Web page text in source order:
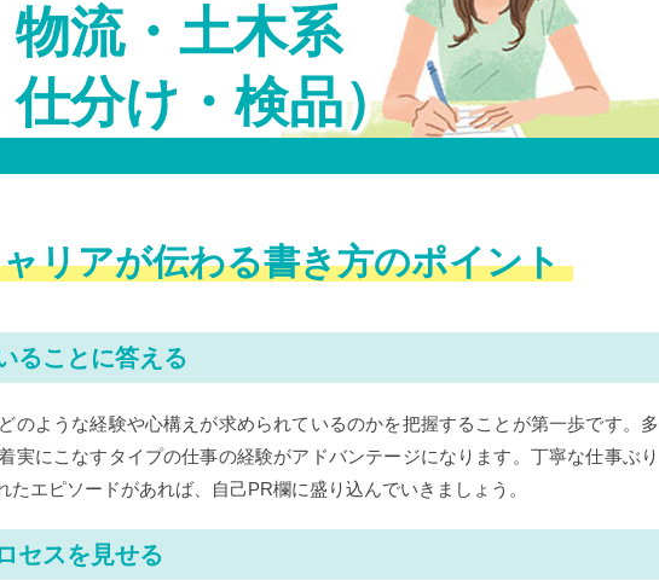
流・土木系
分け・検品）
リアが伝わる書き方のポイント
ることに答える
のような経験や心構えが求められているのかを把握することが第一歩です。多
実にこなすタイプの仕事の経験がアドバンテージになります。丁寧な仕事ぶり
エピソードがあれば、自己PR欄に盛り込んでいきましょう。
セスを見せる